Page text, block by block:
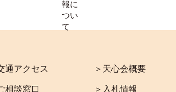
通アクセス
相談窓口
＞天心会概要
＞入札情報